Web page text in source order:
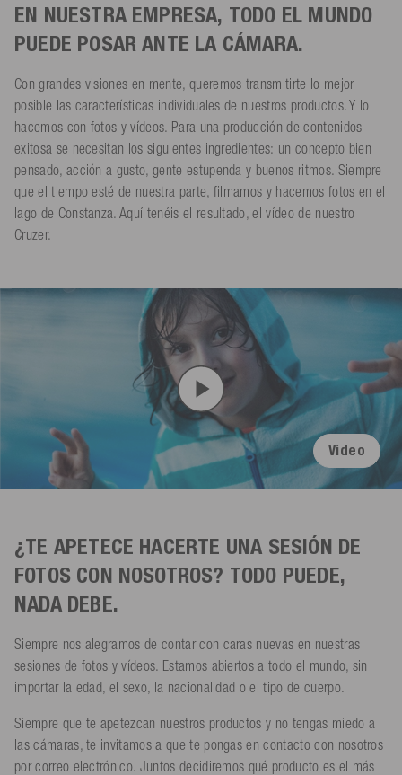
EN NUESTRA EMPRESA, TODO EL MUNDO
PUEDE POSAR ANTE LA CÁMARA.
Con grandes visiones en mente, queremos transmitirte lo mejor
posible las características individuales de nuestros productos. Y lo
hacemos con fotos y vídeos. Para una producción de contenidos
exitosa se necesitan los siguientes ingredientes: un concepto bien
pensado, acción a gusto, gente estupenda y buenos ritmos. Siempre
que el tiempo esté de nuestra parte, filmamos y hacemos fotos en el
lago de Constanza. Aquí tenéis el resultado, el vídeo de nuestro
Cruzer.
Vídeo
¿TE APETECE HACERTE UNA SESIÓN DE
FOTOS CON NOSOTROS? TODO PUEDE,
NADA DEBE.
Siempre nos alegramos de contar con caras nuevas en nuestras
sesiones de fotos y vídeos. Estamos abiertos a todo el mundo, sin
importar la edad, el sexo, la nacionalidad o el tipo de cuerpo.
Siempre que te apetezcan nuestros productos y no tengas miedo a
las cámaras, te invitamos a que te pongas en contacto con nosotros
por correo electrónico. Juntos decidiremos qué producto es el más